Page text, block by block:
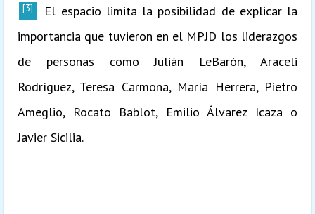
[3]
El espacio limita la posibilidad de explicar la
importancia que tuvieron en el MPJD los liderazgos
de personas como Julián LeBarón, Araceli
Rodríguez, Teresa Carmona, María Herrera, Pietro
Ameglio, Rocato Bablot, Emilio Álvarez Icaza o
Javier Sicilia.